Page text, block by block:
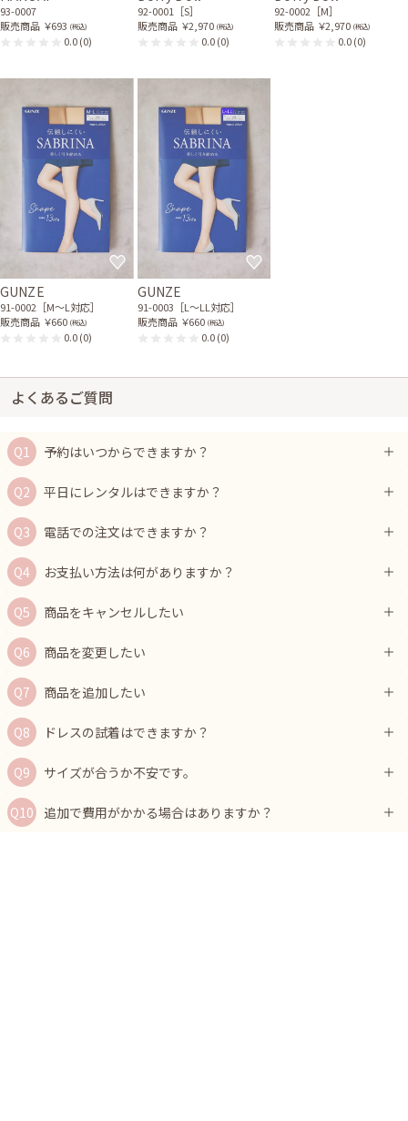
93-0007
販売商品 ￥693 (税込)
0.0(0)
92-0001［S］
販売商品 ￥2,970 (税込)
0.0(0)
92-0002［M］
販売商品 ￥2,970 (税込)
0.0(0)
GUNZE
91-0002［M〜L対応］
販売商品 ￥660 (税込)
0.0(0)
GUNZE
91-0003［L〜LL対応］
販売商品 ￥660 (税込)
0.0(0)
よくあるご質問
予約はいつからできますか？
平日にレンタルはできますか？
電話での注文はできますか？
お支払い方法は何がありますか？
商品をキャンセルしたい
商品を変更したい
商品を追加したい
ドレスの試着はできますか？
サイズが合うか不安です。
追加で費用がかかる場合はありますか？